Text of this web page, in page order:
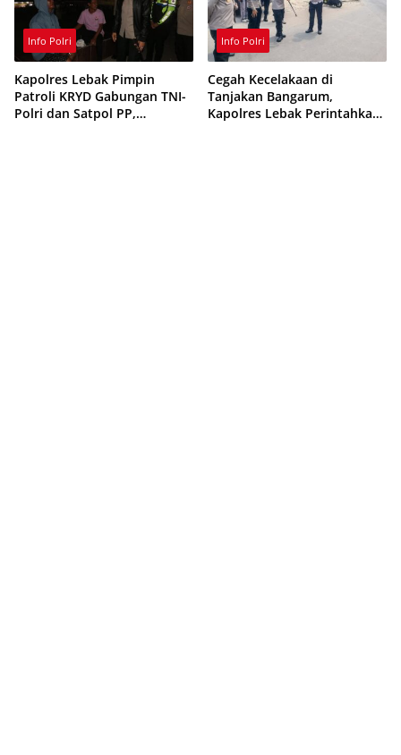
Info Polri
Kapolres Lebak Pimpin
Patroli KRYD Gabungan TNI-
Polri dan Satpol PP,
Info Polri
Cegah Kecelakaan di
Tanjakan Bangarum,
Kapolres Lebak Perintahkan